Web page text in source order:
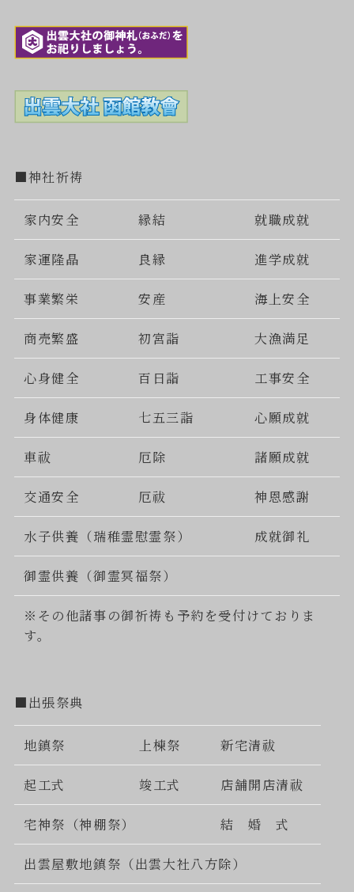
■神社祈祷
家内安全 縁結 就職成就
家運隆晶 良縁 進学成就
事業繁栄 安産 海上安全
商売繁盛 初宮詣 大漁満足
心身健全 百日詣 工事安全
身体健康 七五三詣 心願成就
車祓 厄除 諸願成就
交通安全 厄祓 神恩感謝
水子供養（瑞稚霊慰霊祭） 成就御礼
御霊供養（御霊冥福祭）
※その他諸事の御祈祷も予約を受付けておりま
す。
■出張祭典
地鎮祭 上棟祭 新宅清祓
起工式 竣工式 店舗開店清祓
宅神祭（神棚祭） 結 婚 式
出雲屋敷地鎮祭（出雲大社八方除）